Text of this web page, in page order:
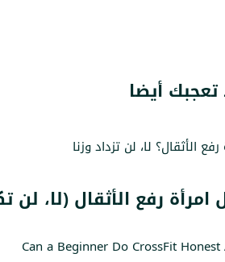
أيضا
رفع الأثقال (لا، لن